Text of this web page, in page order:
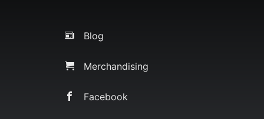
Blog
Merchandising
Facebook